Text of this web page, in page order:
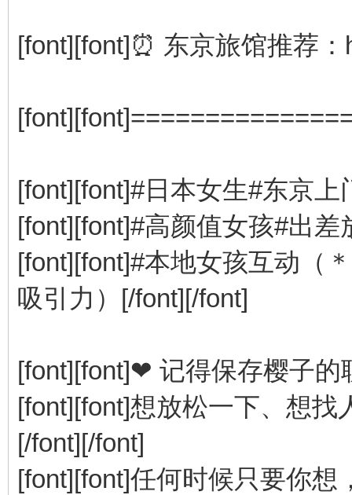
[font][font]⏰ 东京旅馆推荐
[font][font]#日本女生#东京
[font][font]#高颜值女孩#出
[font][font]#本地女孩互动（
吸引力）[/font][/font]
[font][font]❤ 记得保存樱子的
[font][font]想放松一下、想
[/font][/font]
[font][font]任何时候只要你想